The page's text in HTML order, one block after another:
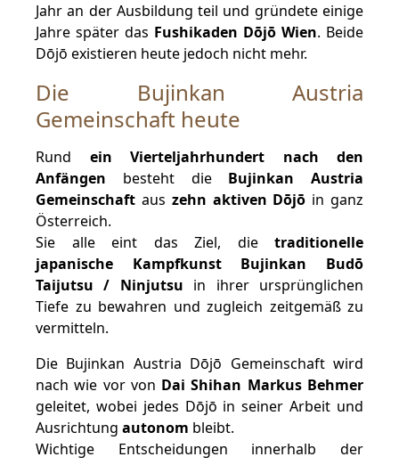
Jahr an der Ausbildung teil und gründete einige
Jahre später das Fushikaden Dōjō Wien. Beide
Dōjō existieren heute jedoch nicht mehr.
Die Bujinkan Austria
Gemeinschaft heute
Rund ein Vierteljahrhundert nach den
Anfängen besteht die Bujinkan Austria
Gemeinschaft aus zehn aktiven Dōjō in ganz
Österreich.
Sie alle eint das Ziel, die traditionelle
japanische Kampfkunst Bujinkan Budō
Taijutsu / Ninjutsu in ihrer ursprünglichen
Tiefe zu bewahren und zugleich zeitgemäß zu
vermitteln.
Die Bujinkan Austria Dōjō Gemeinschaft wird
nach wie vor von Dai Shihan Markus Behmer
geleitet, wobei jedes Dōjō in seiner Arbeit und
Ausrichtung autonom bleibt.
Wichtige Entscheidungen innerhalb der